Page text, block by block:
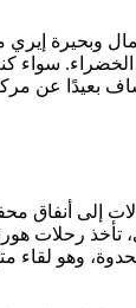
وبحيرة
الخضراء.
بعيدًا عن
إلى أنفاق
رحلات
وهو لقاء